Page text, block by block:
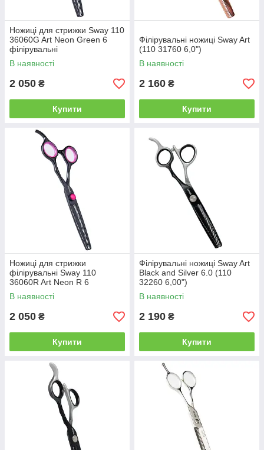
Ножиці для стрижки Sway 110
36060G Art Neon Green 6
філірувальні
В наявності
2 050 ₴
Купити
Філірувальні ножиці Sway Art
(110 31760 6,0")
В наявності
2 160 ₴
Купити
Ножиці для стрижки
філірувальні Sway 110
36060R Art Neon R 6
В наявності
2 050 ₴
Купити
Філірувальні ножиці Sway Art
Black and Silver 6.0 (110
32260 6,00")
В наявності
2 190 ₴
Купити